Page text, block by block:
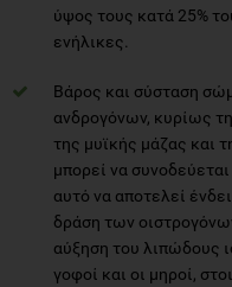
ύψος τους κατά 25%
ενήλικες.
Βάρος και σύσταση
ανδρογόνων, κυρίως
της μυϊκής μάζας και
μπορεί να
αυτό να αποτελεί
δράση των
αύξηση του λιπώδους
γοφοί και οι μηροί,